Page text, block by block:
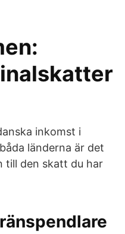
inkomst i
länderna är det
till den skatt du har